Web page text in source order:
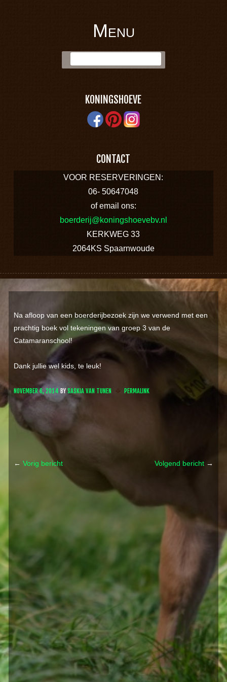
BOERDERIJ
KONINGSHOEVE
Menu
KONINGSHOEVE
CONTACT
VOOR RESERVERINGEN:
06- 50647048
of email ons:
boerderij@koningshoevebv.nl
KERKWEG 33
2064KS Spaarnwoude
Na afloop van een boerderijbezoek zijn we verwend met een
prachtig boek vol tekeningen van groep 3 van de
Catamaranschool!
Dank jullie wel kids, te leuk!
NOVEMBER 6, 2014 BY SASKIA VAN TUNEN PERMALINK
Post navigation
← Vorig bericht Volgend bericht →